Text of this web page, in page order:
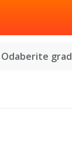
Odaberite grad